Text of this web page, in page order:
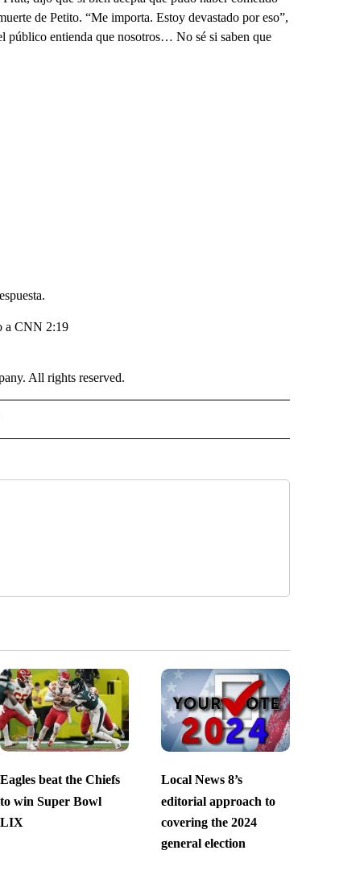
de Petito. “Me importa. Estoy devastado por eso”,
público entienda que nosotros… No sé si saben que
a CNN 2:19
All rights reserved.
TO RECEIVE NOTIFICATIONS ABOUT NEW PAGES ON "CNN-SPANISH".
Eagles beat the Chiefs
to win Super Bowl
LIX
Local News 8’s
editorial approach to
covering the 2024
general election